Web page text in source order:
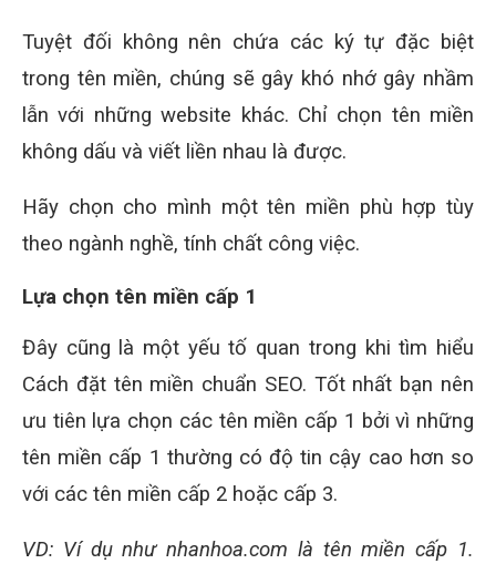
Tuyệt đối không nên chứa các ký tự đặc biệt
trong tên miền, chúng sẽ gây khó nhớ gây nhầm
lẫn với những website khác. Chỉ chọn tên miền
không dấu và viết liền nhau là được.
Hãy chọn cho mình một tên miền phù hợp tùy
theo ngành nghề, tính chất công việc.
Lựa chọn tên miền cấp 1
Đây cũng là một yếu tố quan trong khi tìm hiểu
Cách đặt tên miền chuẩn SEO. Tốt nhất bạn nên
ưu tiên lựa chọn các tên miền cấp 1 bởi vì những
tên miền cấp 1 thường có độ tin cậy cao hơn so
với các tên miền cấp 2 hoặc cấp 3.
VD: Ví dụ như nhanhoa.com là tên miền cấp 1.